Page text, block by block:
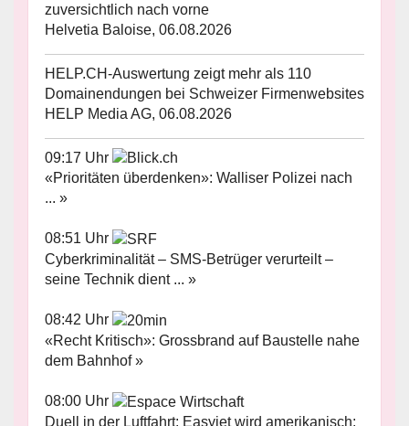
zuversichtlich nach vorne
Helvetia Baloise, 06.08.2026
HELP.CH-Auswertung zeigt mehr als 110
Domainendungen bei Schweizer Firmenwebsites
HELP Media AG, 06.08.2026
09:17 Uhr
«Prioritäten überdenken»: Walliser Polizei nach
... »
08:51 Uhr
Cyberkriminalität – SMS-Betrüger verurteilt –
seine Technik dient ... »
08:42 Uhr
«Recht Kritisch»: Grossbrand auf Baustelle nahe
dem Bahnhof »
08:00 Uhr
Duell in der Luftfahrt: Easyjet wird amerikanisch: